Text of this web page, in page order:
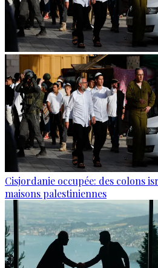
Cisjordanie occupée: des colons
maisons palestiniennes